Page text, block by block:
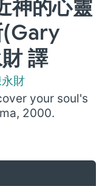
神的心靈
(Gary
譯
財
your soul's
2000.